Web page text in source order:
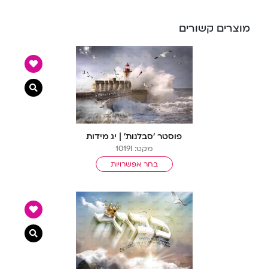
מוצרים קשורים
פוסטר ‘סבלנות’ | יג מידות
מקט: 1019I
בחר אפשרויות
צפייה
צפייה